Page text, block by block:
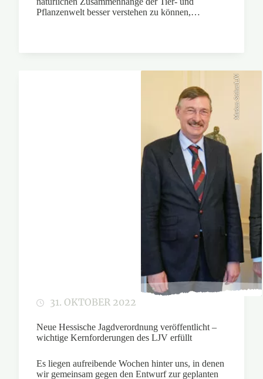
Pflanzenwelt besser verstehen zu können,…
Markus Stifter/LJV
31. OKTOBER 2022
Neue Hessische Jagdverordnung veröffentlicht –
wichtige Kernforderungen des LJV erfüllt
Es liegen aufreibende Wochen hinter uns, in denen
wir gemeinsam gegen den Entwurf zur geplanten